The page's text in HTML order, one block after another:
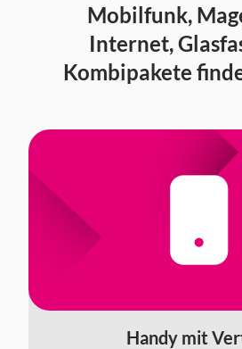
Mobilfunk,
Internet,
Kombipakete
Handy mit